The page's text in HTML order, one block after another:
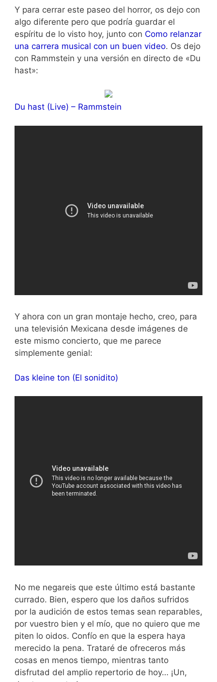
Y para cerrar este paseo del horror, os dejo con
algo diferente pero que podría guardar el
espíritu de lo visto hoy, junto con Como relanzar
una carrera musical con un buen video. Os dejo
con Rammstein y una versión en directo de «Du
hast»:
Du hast (Live) – Rammstein
Y ahora con un gran montaje hecho, creo, para
una televisión Mexicana desde imágenes de
este mismo concierto, que me parece
simplemente genial:
Das kleine ton (El sonidito)
No me negareis que este último está bastante
currado. Bien, espero que los daños sufridos
por la audición de estos temas sean reparables,
por vuestro bien y el mío, que no quiero que me
piten lo oidos. Confío en que la espera haya
merecido la pena. Trataré de ofreceros más
cosas en menos tiempo, mientras tanto
disfrutad del amplio repertorio de hoy… ¡Un,